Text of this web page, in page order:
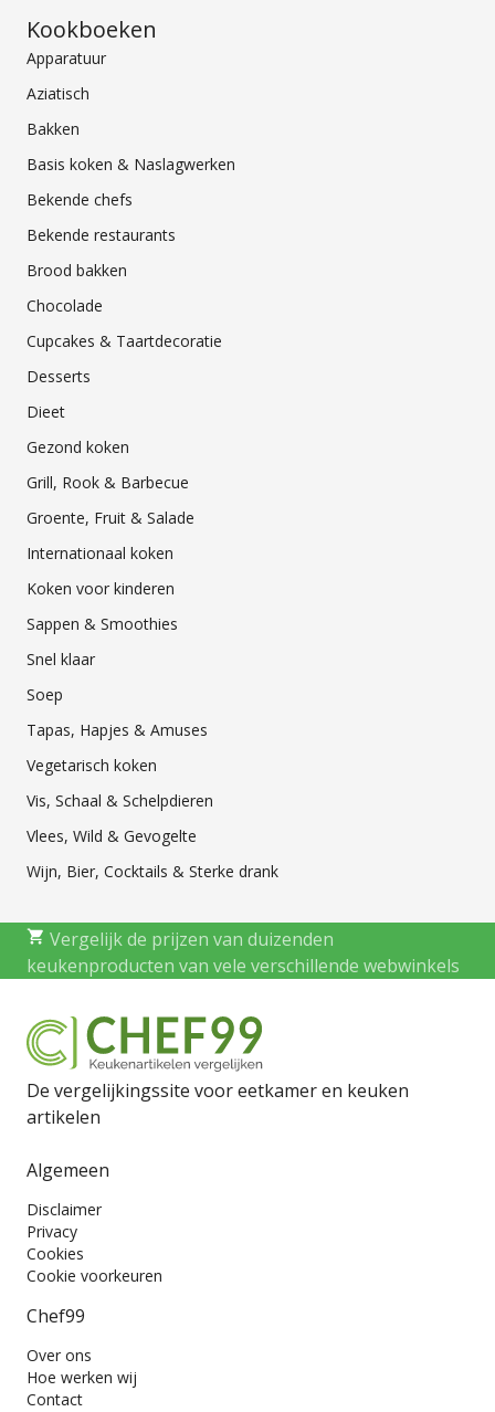
Kookboeken
Apparatuur
Aziatisch
Bakken
Basis koken & Naslagwerken
Bekende chefs
Bekende restaurants
Brood bakken
Chocolade
Cupcakes & Taartdecoratie
Desserts
Dieet
Gezond koken
Grill, Rook & Barbecue
Groente, Fruit & Salade
Internationaal koken
Koken voor kinderen
Sappen & Smoothies
Snel klaar
Soep
Tapas, Hapjes & Amuses
Vegetarisch koken
Vis, Schaal & Schelpdieren
Vlees, Wild & Gevogelte
Wijn, Bier, Cocktails & Sterke drank
Vergelijk de prijzen van duizenden
keukenproducten van vele verschillende webwinkels
De vergelijkingssite voor eetkamer en keuken
artikelen
Algemeen
Disclaimer
Privacy
Cookies
Cookie voorkeuren
Chef99
Over ons
Hoe werken wij
Contact